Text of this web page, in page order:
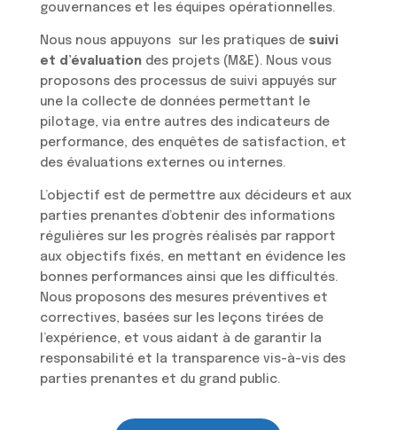
gouvernances et les équipes opérationnelles.
Nous nous appuyons sur les pratiques de suivi
et d’évaluationdes projets (M&E). Nous vous
proposons des processus de suivi appuyés sur
une la collecte de données permettant le
pilotage, via entre autres des indicateurs de
performance, des enquêtes de satisfaction, et
des évaluations externes ou internes.
L’objectif est de permettre aux décideurs et aux
parties prenantes d’obtenir des informations
régulières sur les progrès réalisés par rapport
aux objectifs fixés, en mettant en évidence les
bonnes performances ainsi que les difficultés.
Nous proposons des mesures préventives et
correctives, basées sur les leçons tirées de
l’expérience, et vous aidant à de garantir la
responsabilité et la transparence vis-à-vis des
parties prenantes et du grand public.